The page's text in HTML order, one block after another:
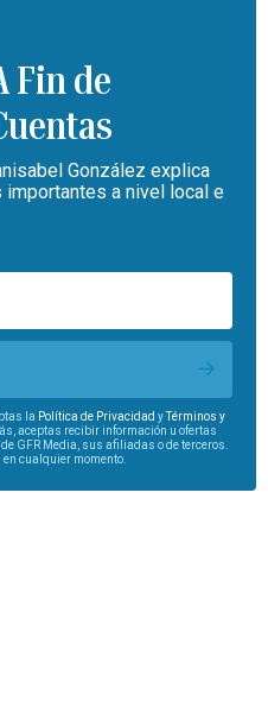
Fin de
González explica
a nivel local e
la Política de Privacidad yTérminos y
aceptas recibir información u ofertas
GFR Media, sus afiliadas o de terceros.
cualquier momento.